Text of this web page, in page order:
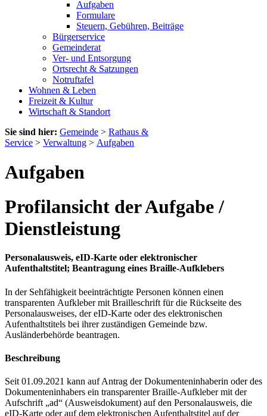
Aufgaben
Formulare
Steuern, Gebühren, Beiträge
Bürgerservice
Gemeinderat
Ver- und Entsorgung
Ortsrecht & Satzungen
Notruftafel
Wohnen & Leben
Freizeit & Kultur
Wirtschaft & Standort
Sie sind hier: Gemeinde > Rathaus &
Service > Verwaltung > Aufgaben
Aufgaben
Profilansicht der Aufgabe /
Dienstleistung
Personalausweis, eID-Karte oder elektronischer
Aufenthaltstitel; Beantragung eines Braille-Aufklebers
In der Sehfähigkeit beeinträchtigte Personen können einen
transparenten Aufkleber mit Brailleschrift für die Rückseite des
Personalausweises, der eID-Karte oder des elektronischen
Aufenthaltstitels bei ihrer zuständigen Gemeinde bzw.
Ausländerbehörde beantragen.
Beschreibung
Seit 01.09.2021 kann auf Antrag der Dokumenteninhaberin oder des
Dokumenteninhabers ein transparenter Braille-Aufkleber mit der
Aufschrift „ad“ (Ausweisdokument) auf den Personalausweis, die
eID-Karte oder auf dem elektronischen Aufenthaltstitel auf der